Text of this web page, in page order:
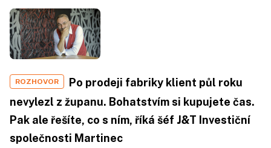
ROZHOVOR
Po prodeji fabriky klient půl roku
nevylezl z županu. Bohatstvím si kupujete čas.
Pak ale řešíte, co s ním, říká šéf J&T Investiční
společnosti Martinec